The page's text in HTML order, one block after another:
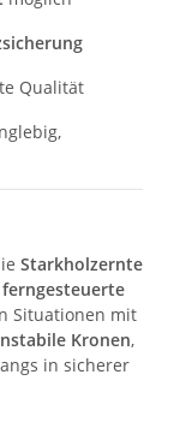
Qualität
Starkholzernte
ferngesteuerte
Situationen mit
Kronen,
in sicherer